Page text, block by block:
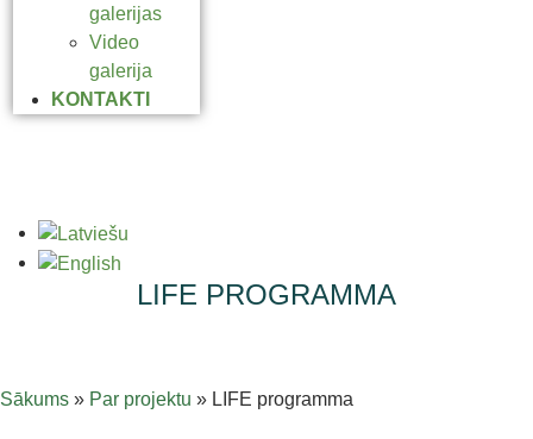
galerijas
Video
galerija
KONTAKTI
LIFE PROGRAMMA
Sākums » Par projektu » LIFE programma